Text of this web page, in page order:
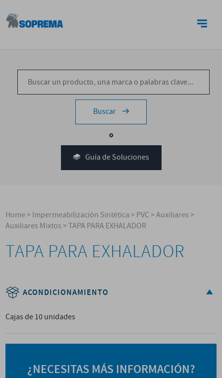
Buscar
o
Guía de Soluciones
Home>Impermeabilización Sintética>PVC>Auxiliares>
Auxiliares Mixtos>TAPA PARA EXHALADOR
TAPA PARA EXHALADOR
ACONDICIONAMIENTO
Cajas de 10 unidades
¿NECESITAS MÁS INFORMACIÓN?